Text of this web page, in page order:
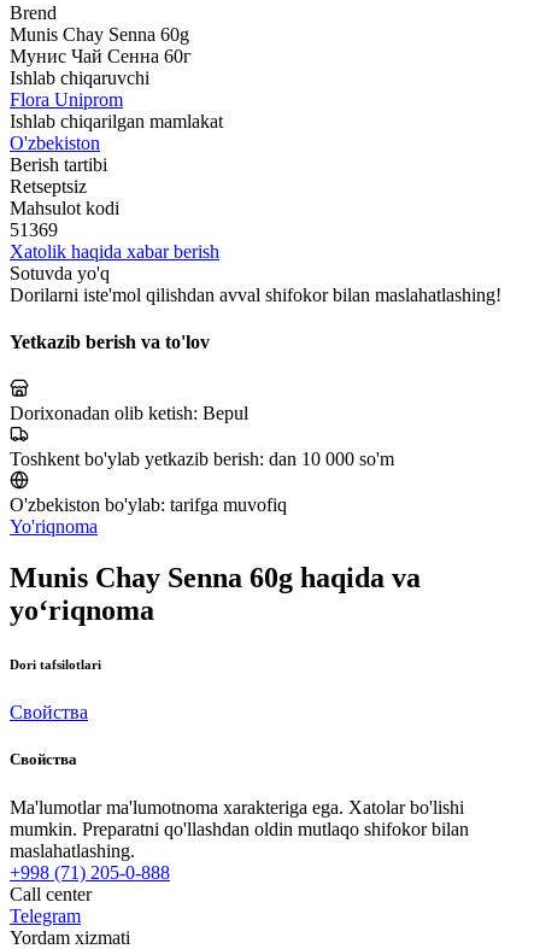
Brend
Munis Chay Senna 60g
Мунис Чай Сенна 60г
Ishlab chiqaruvchi
Flora Uniprom
Ishlab chiqarilgan mamlakat
O'zbekiston
Berish tartibi
Retseptsiz
Mahsulot kodi
51369
Xatolik haqida xabar berish
Sotuvda yo'q
Dorilarni iste'mol qilishdan avval shifokor bilan maslahatlashing!
Yetkazib berish va to'lov
Dorixonadan olib ketish: Bepul
Toshkent bo'ylab yetkazib berish: dan 10 000 so'm
O'zbekiston bo'ylab: tarifga muvofiq
Yo'riqnoma
Munis Chay Senna 60g haqida va
yo‘riqnoma
Dori tafsilotlari
Свойства
Свойства
Ma'lumotlar ma'lumotnoma xarakteriga ega. Xatolar bo'lishi
mumkin. Preparatni qo'llashdan oldin mutlaqo shifokor bilan
maslahatlashing.
+998 (71) 205-0-888
Call center
Telegram
Yordam xizmati